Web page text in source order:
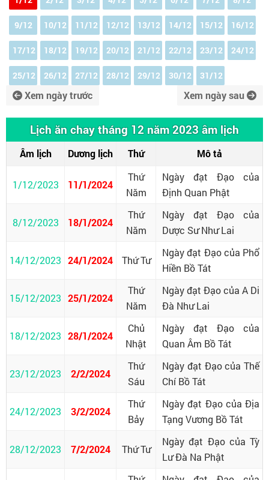
9/12 10/12 11/12 12/12 13/12 14/12 15/12 16/12
17/12 18/12 19/12 20/12 21/12 22/12 23/12 24/12
25/12 26/12 27/12 28/12 29/12 30/12 31/12
Xem ngày trước Xem ngày sau
Lịch ăn chay tháng 12 năm 2023 âm lịch
Âm lịch Dương lịch Thứ Mô tả
1/12/2023 11/1/2024
Thứ
Năm
Ngày đạt Đạo của
Định Quan Phật
8/12/2023 18/1/2024
Thứ
Năm
Ngày đạt Đạo của
Dược Sư Như Lai
14/12/2023 24/1/2024 Thứ Tư
Ngày đạt Đạo của Phổ
Hiền Bồ Tát
15/12/2023 25/1/2024
Thứ
Năm
Ngày đạt Đạo của A Di
Đà Như Lai
18/12/2023 28/1/2024
Chủ
Nhật
Ngày đạt Đạo của
Quan Âm Bồ Tát
23/12/2023 2/2/2024
Thứ
Sáu
Ngày đạt Đạo của Thế
Chí Bồ Tát
24/12/2023 3/2/2024
Thứ
Bảy
Ngày đạt Đạo của Địa
Tạng Vương Bồ Tát
28/12/2023 7/2/2024 Thứ Tư
Ngày đạt Đạo của Tỳ
Lư Đà Na Phật